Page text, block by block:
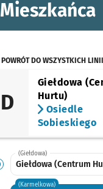
Mieszkańca
POWRÓT DO WSZYSTKICH LINII
D
Giełdowa
Hurtu)
Osiedle
Sobieskiego
(Giełdowa)
Giełdowa (Centrum
(Karmelkowa)